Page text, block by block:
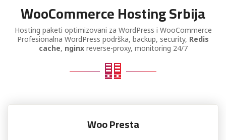
WooCommerce Hosting Srbija
Hosting paketi optimizovani za WordPress i WooCommerce
Profesionalna WordPress podrška, backup, security, Redis
cache, nginxreverse-proxy, monitoring 24/7
Woo Presta